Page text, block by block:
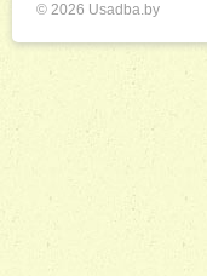
© 2026 Usadba.by